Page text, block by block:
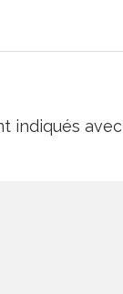
indiqués avec